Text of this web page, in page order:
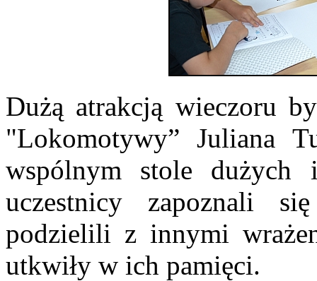
Dużą atrakcją wieczoru
"Lokomotywy” Juliana
wspólnym stole dużych
uczestnicy zapoznali
podzielili z innymi
utkwiły w ich pamięci.